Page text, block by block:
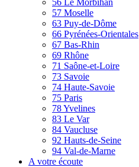
56 Le Morbihan
57 Moselle
63 Puy-de-Dôme
66 Pyrénées-Orientales
67 Bas-Rhin
69 Rhône
71 Saône-et-Loire
73 Savoie
74 Haute-Savoie
75 Paris
78 Yvelines
83 Le Var
84 Vaucluse
92 Hauts-de-Seine
94 Val-de-Marne
A votre écoute